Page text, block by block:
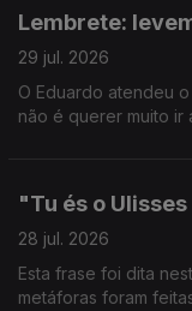
Lembrete:
29 jul. 2026
O Eduardo atendeu
não é querer muito ir
"Tu és o
28 jul. 2026
Esta frase foi dita
metáforas foram